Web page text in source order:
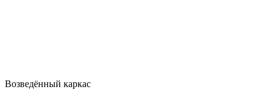
Возведённый каркас